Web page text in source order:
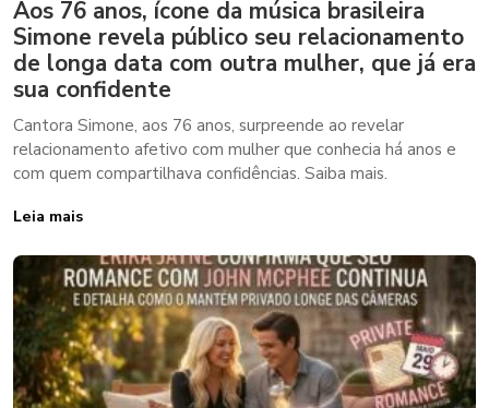
Aos 76 anos, ícone da música brasileira
Simone revela público seu relacionamento
de longa data com outra mulher, que já era
sua confidente
Cantora Simone, aos 76 anos, surpreende ao revelar
relacionamento afetivo com mulher que conhecia há anos e
com quem compartilhava confidências. Saiba mais.
Leia mais